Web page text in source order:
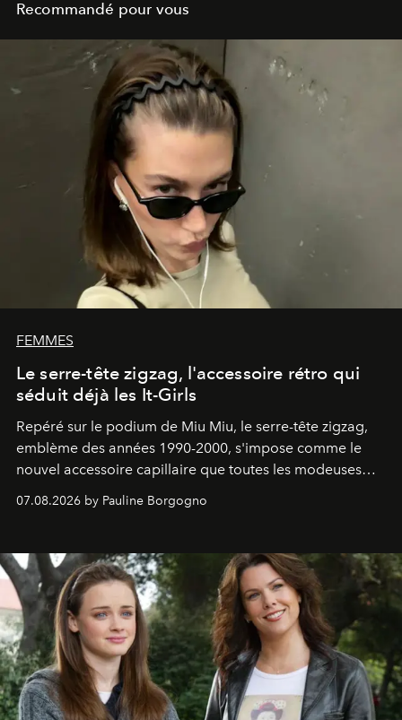
Recommandé pour vous
FEMMES
Le serre-tête zigzag, l'accessoire rétro qui
séduit déjà les It-Girls
Repéré sur le podium de Miu Miu, le serre-tête zigzag,
emblème des années 1990-2000, s'impose comme le
nouvel accessoire capillaire que toutes les modeuses
s'arrachent déjà.
07.08.2026 by Pauline Borgogno